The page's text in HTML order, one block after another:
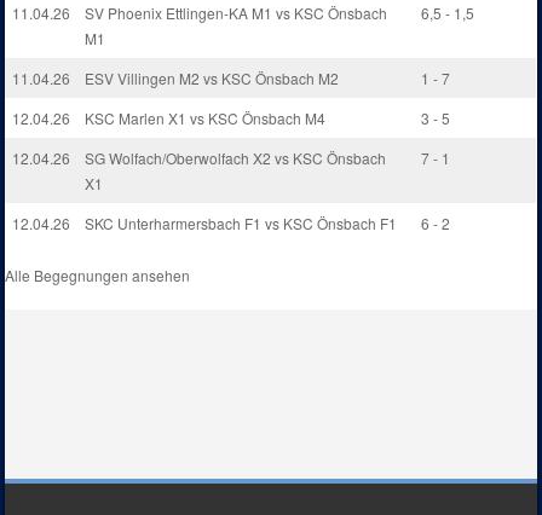
11.04.26
SV Phoenix Ettlingen-KA M1 vs KSC Önsbach
M1
6,5 - 1,5
11.04.26 ESV Villingen M2 vs KSC Önsbach M2
1 - 7
12.04.26
KSC Marlen X1 vs KSC Önsbach M4
3 - 5
12.04.26
SG Wolfach/Oberwolfach X2 vs KSC Önsbach
X1
7 - 1
12.04.26 SKC Unterharmersbach F1 vs KSC Önsbach F1 6 - 2
Alle Begegnungen ansehen